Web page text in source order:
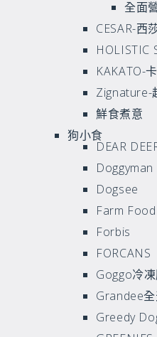
全面
CESAR-西
HOLISTIC
KAKATO-
Zignature-
鮮食煮意
狗小食
DEAR
Doggyman
Dogsee
Farm
Forbis
FORCANS
Goggo冷
Grandee
Greedy